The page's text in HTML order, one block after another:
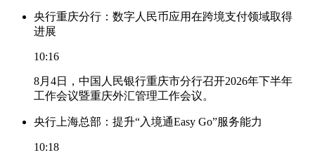
央行重庆分行：数字人民币应用在跨境支付领域取得
进展
10:16
8月4日，中国人民银行重庆市分行召开2026年下半年
工作会议暨重庆外汇管理工作会议。
央行上海总部：提升“入境通Easy Go”服务能力
10:18